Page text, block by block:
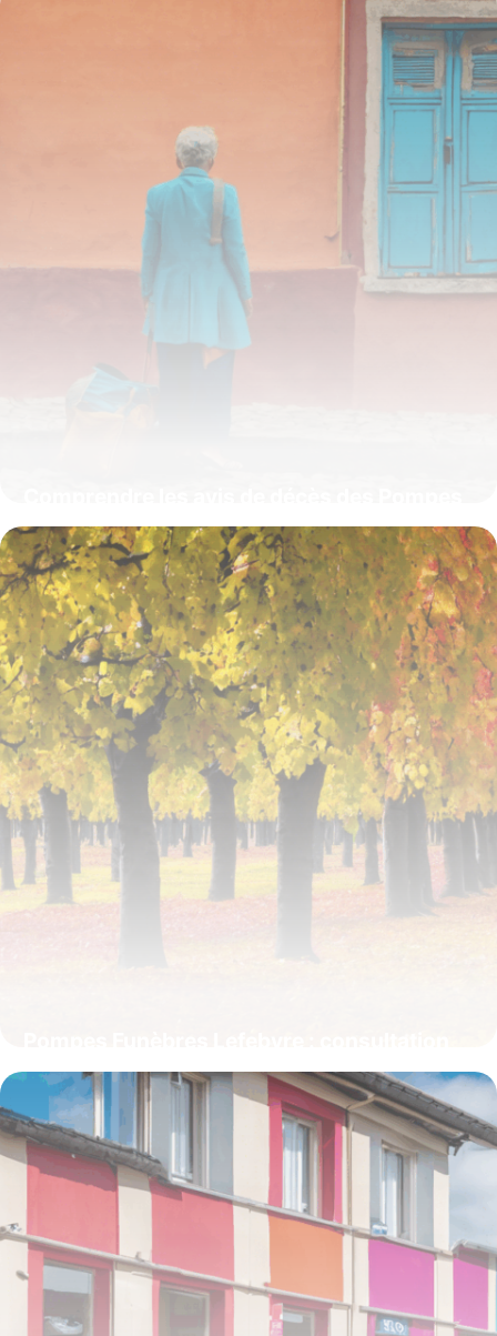
Funèbres Leleu : accompagnement et
hommage
4 juillet 2025
et publication des avis de décès dans l’Oise
et la Somme
4 juillet 2025